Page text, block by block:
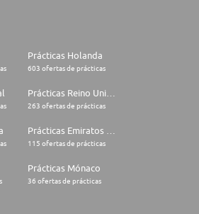
Prácticas Holanda
603 ofertas de prácticas
263 ofertas de prácticas
115 ofertas de prácticas
Prácticas Mónaco
36 ofertas de prácticas